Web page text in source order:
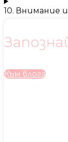
10. Внимание
Към блога